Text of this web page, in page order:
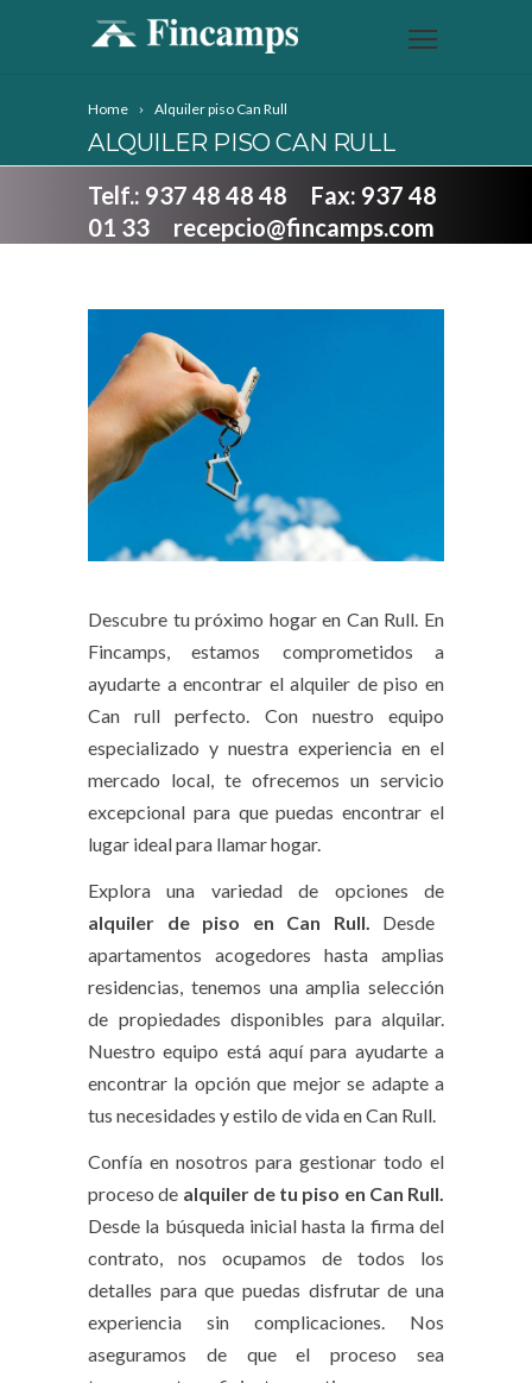
Home Alquiler piso Can Rull
ALQUILER PISO CAN RULL
Telf.: 937 48 48 48 Fax: 937 48
01 33 recepcio@fincamps.com
Descubre tu próximo hogar en Can Rull. En
Fincamps, estamos comprometidos a
ayudarte a encontrar el alquiler de piso en
Can rull perfecto. Con nuestro equipo
especializado y nuestra experiencia en el
mercado local, te ofrecemos un servicio
excepcional para que puedas encontrar el
lugar ideal para llamar hogar.
Explora una variedad de opciones de
alquiler de piso en Can Rull. Desde
apartamentos acogedores hasta amplias
residencias, tenemos una amplia selección
de propiedades disponibles para alquilar.
Nuestro equipo está aquí para ayudarte a
encontrar la opción que mejor se adapte a
tus necesidades y estilo de vida en Can Rull.
Confía en nosotros para gestionar todo el
proceso de alquiler de tu piso en Can Rull.
Desde la búsqueda inicial hasta la firma del
contrato, nos ocupamos de todos los
detalles para que puedas disfrutar de una
experiencia sin complicaciones. Nos
aseguramos de que el proceso sea